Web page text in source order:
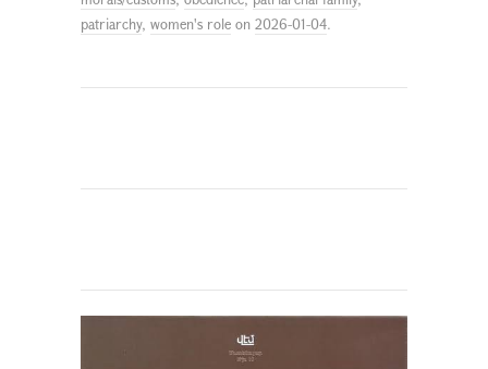
patriarchy, women's role on 2026-01-04.